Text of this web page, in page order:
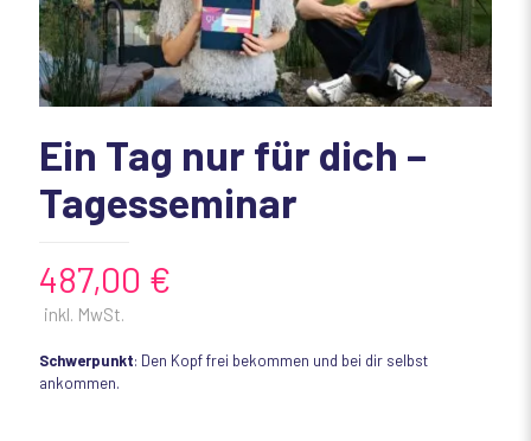
Ein Tag nur für dich –
Tagesseminar
487,00 €
inkl. MwSt.
Schwerpunkt: Den Kopf frei bekommen und bei dir selbst
ankommen.